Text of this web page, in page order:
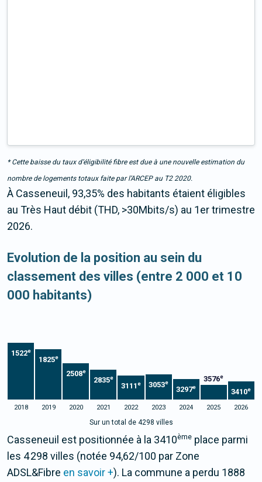
* Cette baisse du taux d’éligibilité fibre est due à une nouvelle estimation du
nombre de logements totaux faite par l’ARCEP au T2 2020.
À Casseneuil, 93,35% des habitants étaient éligibles
au Très Haut débit (THD, >30Mbits/s) au 1er trimestre
2026.
Evolution de la position au sein du
classement des villes (entre 2 000 et 10
000 habitants)
1522e
1825e
2508e
2835e
3111 e 3053e
3297e
3576e
3410e
2018 2019 2020 2021 2022 2023 2024 2025 2026
Sur un total de 4298 villes
Casseneuil est positionnée à la 3410ème place parmi
les 4 298 villes (notée 94,62/100 par Zone
ADSL&Fibre en savoir +). La commune a perdu 1888